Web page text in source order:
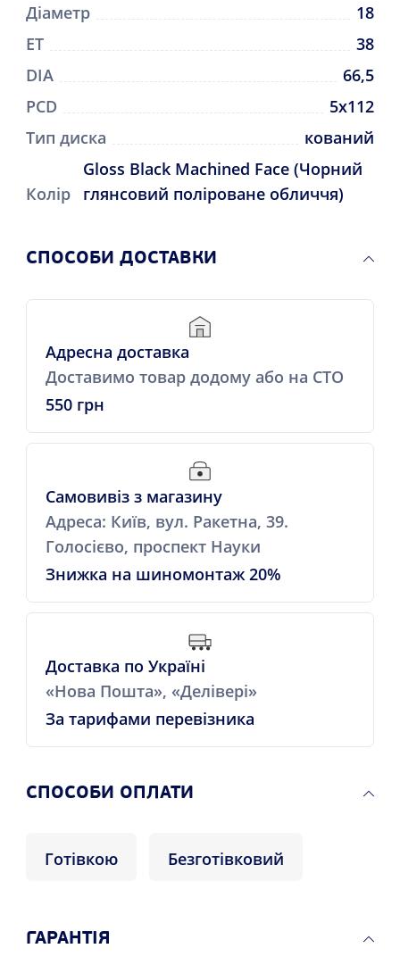
Діаметр
18
ET
38
DIA
66,5
PCD
5x112
Тип диска
кований
Колір
Gloss Black Machined Face (Чорний
глянсовий поліроване обличчя)
СПОСОБИ ДОСТАВКИ
Адресна доставка
Доставимо товар додому або на СТО
550 грн
Самовивіз з магазину
Адреса: Київ, вул. Ракетна, 39.
Голосієво, проспект Науки
Знижка на шиномонтаж 20%
Доставка по Україні
«Нова Пошта», «Делівері»
За тарифами перевізника
СПОСОБИ ОПЛАТИ
Готівкою Безготівковий
ГАРАНТІЯ